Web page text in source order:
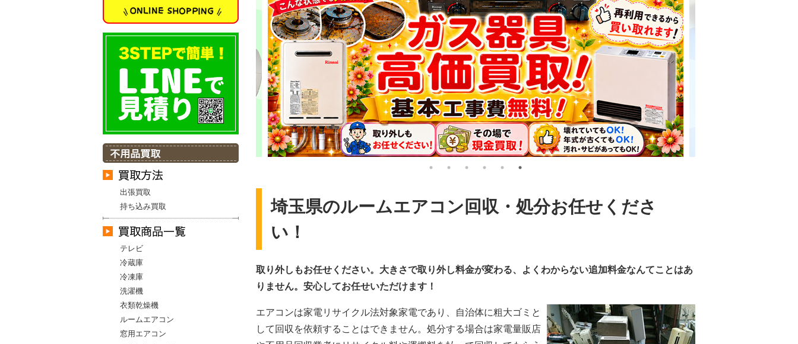
埼玉県のルームエアコン回収・処分お任せくださ
い！
取り外しもお任せください。大きさで取り外し料金が変わる、よくわからない追加料金なんてことはあ
りません。安心してお任せいただけます！
エアコンは家電リサイクル法対象家電であり、自治体に粗大ゴミと
して回収を依頼することはできません。処分する場合は家電量販店
出張買取
持ち込み買取
テレビ
冷蔵庫
冷凍庫
洗濯機
衣類乾燥機
ルームエアコン
窓用エアコン